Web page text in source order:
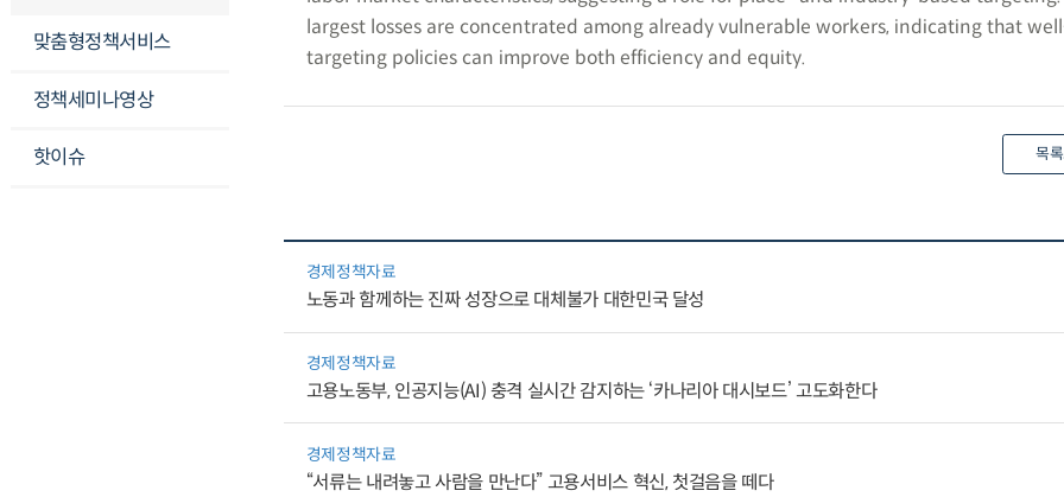
맞춤형정책서비스
정책세미나영상
핫이슈
largest losses are concentrated among already vulnerable workers, indicating that
targeting policies can improve both efficiency and equity.
목
경제정책자료
노동과 함께하는 진짜 성장으로 대체불가 대한민국 달성
경제정책자료
고용노동부, 인공지능(AI) 충격 실시간 감지하는 ‘카나리아 대시보드’ 고도화한다
경제정책자료
“서류는 내려놓고 사람을 만난다” 고용서비스 혁신, 첫걸음을 떼다